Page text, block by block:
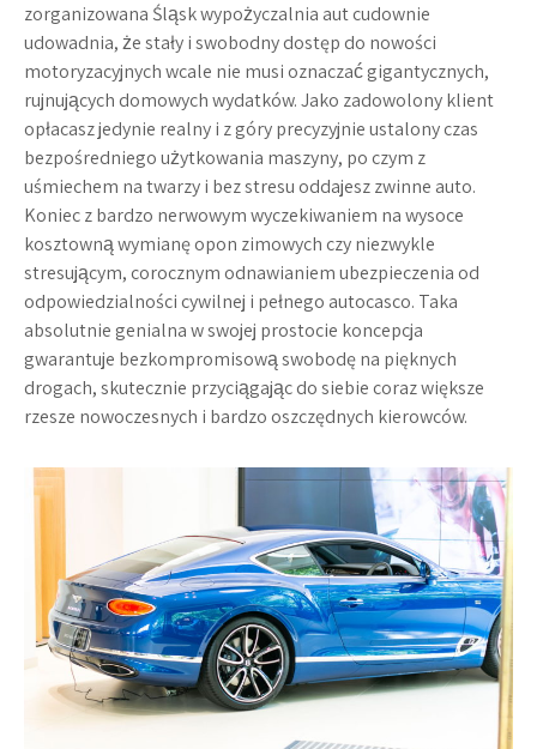
zorganizowana Śląsk wypożyczalnia autcudownie
udowadnia, że stały i swobodny dostęp do nowości
motoryzacyjnych wcale nie musi oznaczać gigantycznych,
rujnujących domowych wydatków. Jako zadowolony klient
opłacasz jedynie realny i z góry precyzyjnie ustalony czas
bezpośredniego użytkowania maszyny, po czym z
uśmiechem na twarzy i bez stresu oddajesz zwinne auto.
Koniec z bardzo nerwowym wyczekiwaniem na wysoce
kosztowną wymianę opon zimowych czy niezwykle
stresującym, corocznym odnawianiem ubezpieczenia od
odpowiedzialności cywilnej i pełnego autocasco. Taka
absolutnie genialna w swojej prostocie koncepcja
gwarantuje bezkompromisową swobodę na pięknych
drogach, skutecznie przyciągając do siebie coraz większe
rzesze nowoczesnych i bardzo oszczędnych kierowców.